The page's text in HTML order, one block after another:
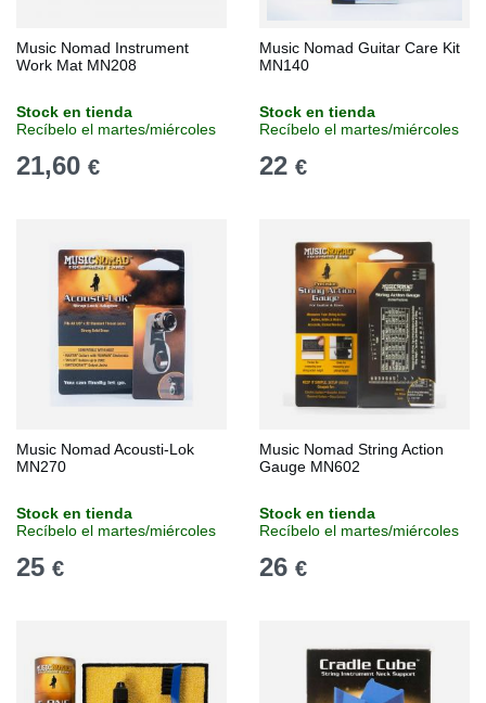
Music Nomad Instrument
Work Mat MN208
Stock en tienda
Recíbelo el martes/miércoles
21,60 €
Music Nomad Guitar Care Kit
MN140
Stock en tienda
Recíbelo el martes/miércoles
22 €
Music Nomad Acousti-Lok
MN270
Stock en tienda
Recíbelo el martes/miércoles
25 €
Music Nomad String Action
Gauge MN602
Stock en tienda
Recíbelo el martes/miércoles
26 €